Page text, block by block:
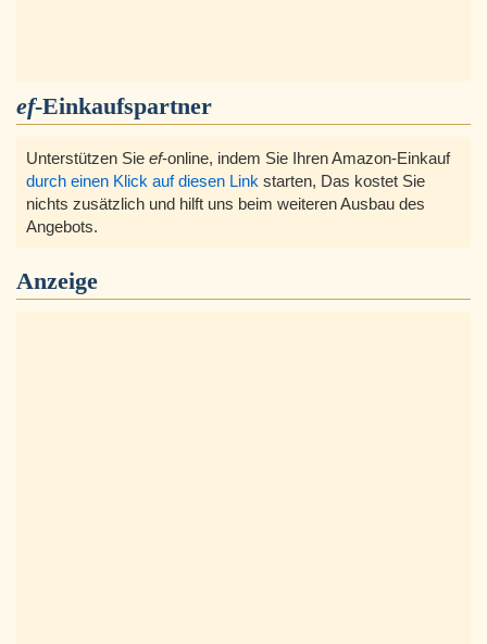
ef-Einkaufspartner
Unterstützen Sie ef-online, indem Sie Ihren Amazon-Einkauf
durch einen Klick auf diesen Link starten, Das kostet Sie
nichts zusätzlich und hilft uns beim weiteren Ausbau des
Angebots.
Anzeige